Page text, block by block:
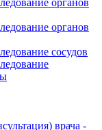
органов
органов
сосудов
врача -